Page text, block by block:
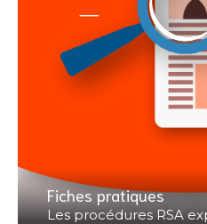
Fiches pratiques
Les procédures RSA